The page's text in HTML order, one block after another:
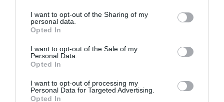
not limited to your visit or usage behaviour. You may click to
grant or deny consent to Google and its third-party tags to
use your data for below specified purposes in below Google
consent section.
I want to opt-out of the Sharing of my
personal data.
Opted In
I want to opt-out of the Sale of my
Personal Data.
Opted In
I want to opt-out of processing my
Personal Data for Targeted Advertising.
Opted In
Με την εφαρμογη «Embolio» θα
κλείνουμε ραντεβού για το
εμβόλιο του κορονοϊού. Στο
τέλος του χρόνου η πλατφόραμα
11.12.2020